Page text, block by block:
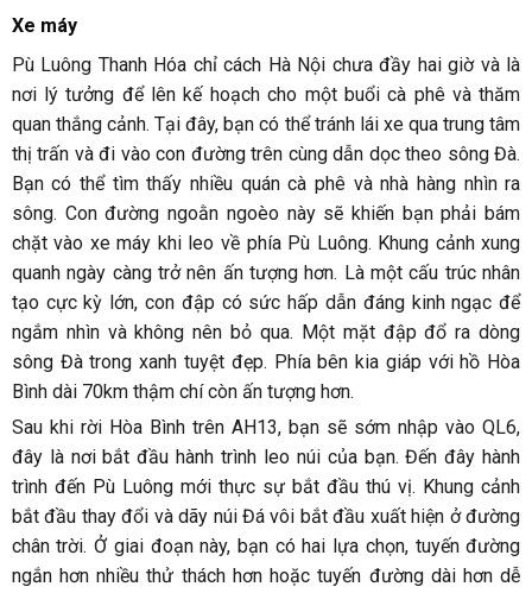
Xe máy
Pù Luông Thanh Hóa chỉ cách Hà Nội chưa đầy hai giờ và là
nơi lý tưởng để lên kế hoạch cho một buổi cà phê và thăm
quan thắng cảnh. Tại đây, bạn có thể tránh lái xe qua trung tâm
thị trấn và đi vào con đường trên cùng dẫn dọc theo sông Đà.
Bạn có thể tìm thấy nhiều quán cà phê và nhà hàng nhìn ra
sông. Con đường ngoằn ngoèo này sẽ khiến bạn phải bám
chặt vào xe máy khi leo về phía Pù Luông. Khung cảnh xung
quanh ngày càng trở nên ấn tượng hơn. Là một cấu trúc nhân
tạo cực kỳ lớn, con đập có sức hấp dẫn đáng kinh ngạc để
ngắm nhìn và không nên bỏ qua. Một mặt đập đổ ra dòng
sông Đà trong xanh tuyệt đẹp. Phía bên kia giáp với hồ Hòa
Bình dài 70km thậm chí còn ấn tượng hơn.
Sau khi rời Hòa Bình trên AH13, bạn sẽ sớm nhập vào QL6,
đây là nơi bắt đầu hành trình leo núi của bạn. Đến đây hành
trình đến Pù Luông mới thực sự bắt đầu thú vị. Khung cảnh
bắt đầu thay đổi và dãy núi Đá vôi bắt đầu xuất hiện ở đường
chân trời. Ở giai đoạn này, bạn có hai lựa chọn, tuyến đường
ngắn hơn nhiều thử thách hơn hoặc tuyến đường dài hơn dễ